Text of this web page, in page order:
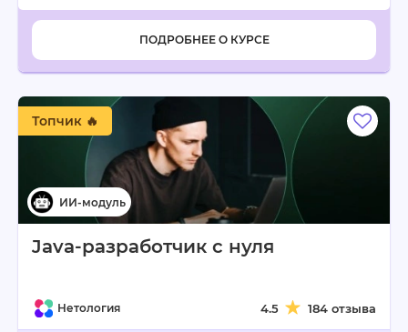
ПОДРОБНЕЕ О КУРСЕ
Java-разработчик с нуля
Нетология 4.5 184 отзыва
Топчик 🔥